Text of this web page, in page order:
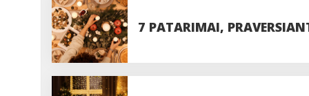
7 PATARIMAI,